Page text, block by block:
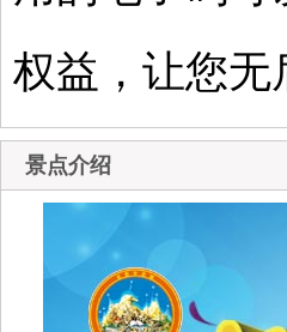
权益，让您无
景点介绍